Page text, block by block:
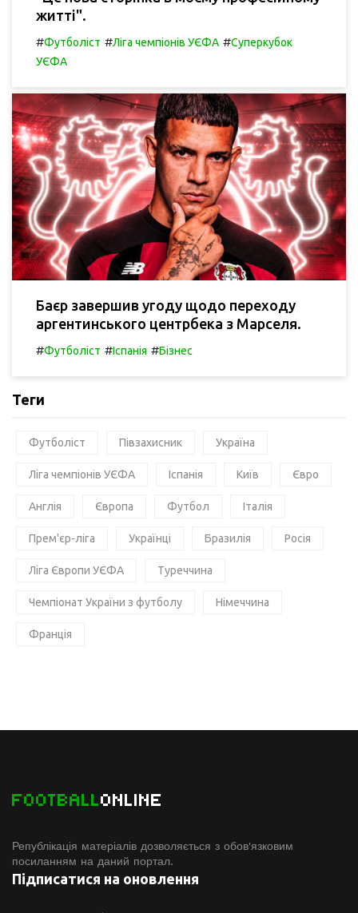
житті".
#Футболіст #Ліга чемпіонів УЄФА #Суперкубок
УЄФА
Баєр завершив угоду щодо переходу
аргентинського центрбека з Марселя.
#Футболіст #Іспанія #Бізнес
Теги
Футболіст Півзахисник Україна
Ліга чемпіонів УЄФА Іспанія Київ Євро
Англія Європа Футбол Італія
Прем'єр-ліга Українці Бразилія Росія
Ліга Європи УЄФА Туреччина
Чемпіонат України з футболу Німеччина
Франція
FOOTBALLONLINE
Републікація матеріалів дозволяється з обов'язковим
посиланням на даний портал.
Підписатися на оновлення